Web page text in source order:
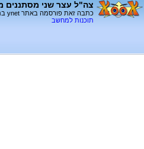
צה"ל עצר שני מסתננים
כתבה זאת פורסמה באתר ynet בתאריך 17-5-09 בשעה 22:27,
תוכנות למחשב